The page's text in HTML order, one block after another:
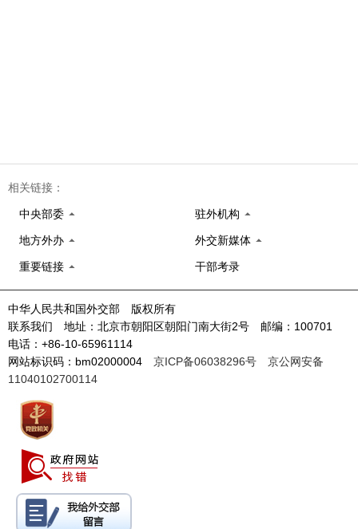
相关链接：
中央部委 驻外机构
地方外办 外交新媒体
重要链接 干部考录
中华人民共和国外交部 版权所有
联系我们 地址：北京市朝阳区朝阳门南大街2号 邮编：100701
电话：+86-10-65961114
网站标识码：bm02000004 京ICP备06038296号
京公网安备
11040102700114